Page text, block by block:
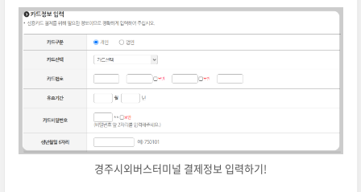
경주시외버스터미널 결제정보 입력하기!